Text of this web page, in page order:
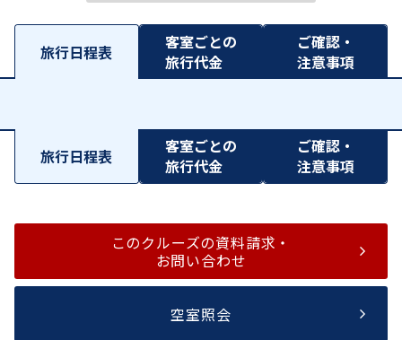
旅行日程表
客室ごとの
旅行代金
ご確認・
注意事項
旅行日程表
客室ごとの
旅行代金
ご確認・
注意事項
このクルーズの資料請求・
お問い合わせ
空室照会